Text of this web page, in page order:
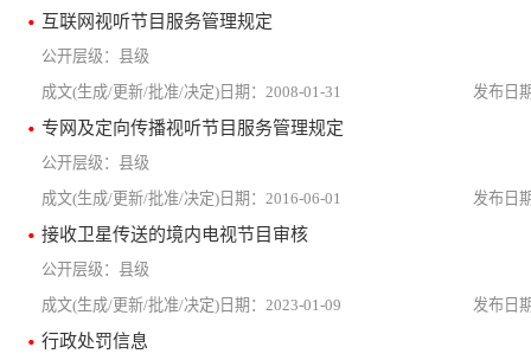
互联网视听节目服务管理规定
县级
2008-01-31
专网及定向传播视听节目服务管理规定
县级
2016-06-01
接收卫星传送的境内电视节目审核
县级
2023-01-09
行政处罚信息